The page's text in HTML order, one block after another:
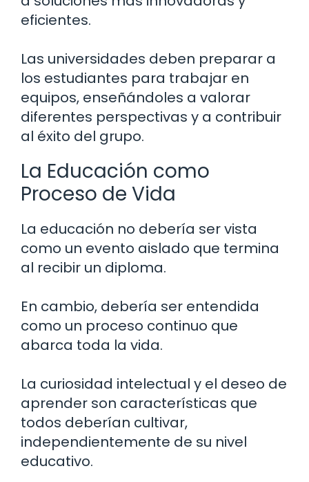
eficientes.
Las universidades deben preparar a
los estudiantes para trabajar en
equipos, enseñándoles a valorar
diferentes perspectivas y a contribuir
al éxito del grupo.
La Educación como
Proceso de Vida
La educación no debería ser vista
como un evento aislado que termina
al recibir un diploma.
En cambio, debería ser entendida
como un proceso continuo que
abarca toda la vida.
La curiosidad intelectual y el deseo de
aprender son características que
todos deberían cultivar,
independientemente de su nivel
educativo.